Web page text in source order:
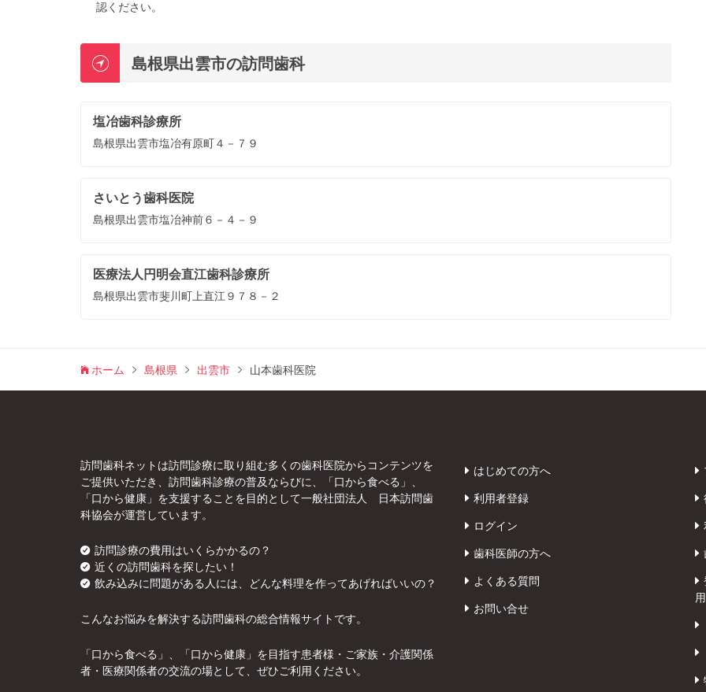
認ください。
島根県出雲市の訪問歯科
塩冶歯科診療所
島根県出雲市塩冶有原町４－７９
さいとう歯科医院
島根県出雲市塩冶神前６－４－９
医療法人円明会直江歯科診療所
島根県出雲市斐川町上直江９７８－２
ホーム 島根県 出雲市 山本歯科医院
訪問歯科ネットは訪問診療に取り組む多くの歯科医院からコンテンツを
ご提供いただき、訪問歯科診療の普及ならびに、「口から食べる」、
「口から健康」を支援することを目的として一般社団法人 日本訪問歯
科協会が運営しています。
訪問診療の費用はいくらかかるの？
近くの訪問歯科を探したい！
飲み込みに問題がある人には、どんな料理を作ってあげればいいの？
こんなお悩みを解決する訪問歯科の総合情報サイトです。
「口から食べる」、「口から健康」を目指す患者様・ご家族・介護関係
者・医療関係者の交流の場として、ぜひご利用ください。
はじめての方へ
利用者登録
ログイン
歯科医師の方へ
よくある質問
お問い合せ